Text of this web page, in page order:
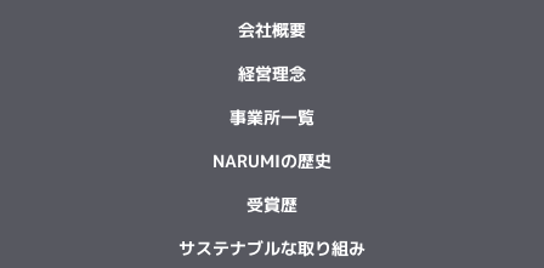
会社概要
経営理念
事業所一覧
NARUMIの歴史
受賞歴
サステナブルな取り組み